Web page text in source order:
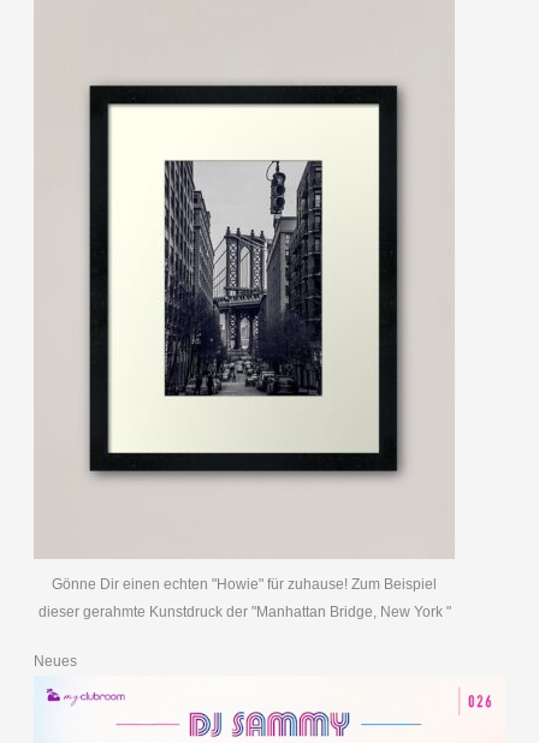
Gönne Dir einen echten "Howie" für zuhause! Zum Beispiel
dieser gerahmte Kunstdruck der "Manhattan Bridge, New York "
Neues